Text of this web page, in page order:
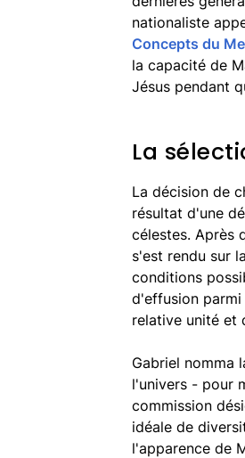
nationaliste
Concepts du
la capacité de
Jésus pendant
La
La décision de
résultat d'une
célestes. Après
s'est rendu sur
conditions
d'effusion parmi
relative unité et
Gabriel nomma
l'univers - pour
commission
idéale de
l'apparence de